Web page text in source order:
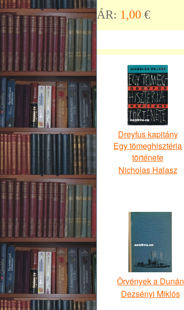
ÁR: 1,00 €
Dreyfus kapitány
Egy tömeghisztéria
története
Nicholas Halasz
Örvények a Dunán
Dezsényi Miklós